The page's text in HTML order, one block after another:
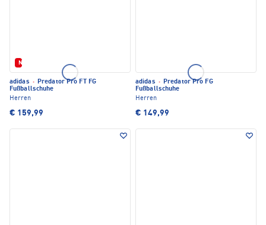
Neu
adidas · Predator Pro FT FG
Fußballschuhe
Herren
€ 159,99
adidas · Predator Pro FG
Fußballschuhe
Herren
€ 149,99